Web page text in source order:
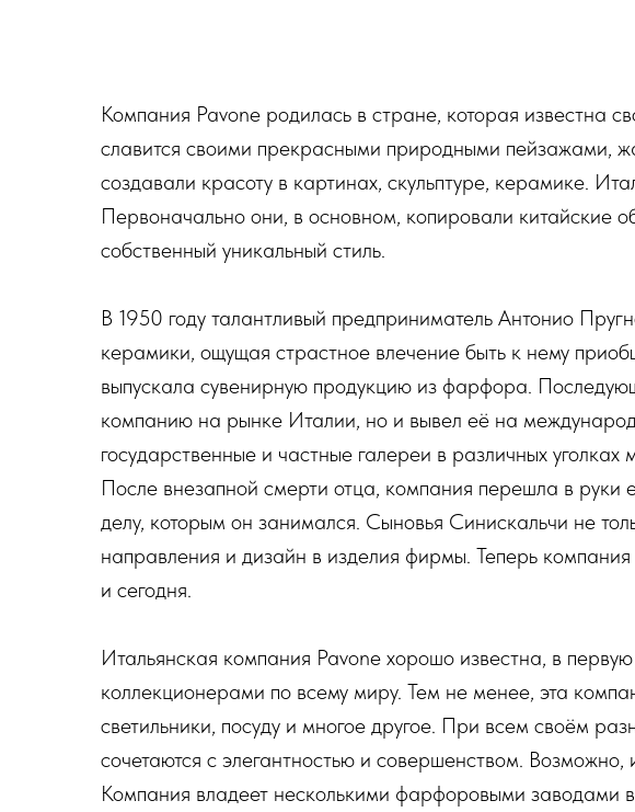
Компания Pavone родилась в стране, которая известна
славится своими прекрасными природными пейзажами,
создавали красоту в картинах, скульптуре, керамике.
Первоначально они, в основном, копировали китайские
собственный уникальный стиль.
В 1950 году талантливый предприниматель Антонио
керамики, ощущая страстное влечение быть к нему
выпускала сувенирную продукцию из фарфора.
компанию на рынке Италии, но и вывел её на
государственные и частные галереи в различных уголках
После внезапной смерти отца, компания перешла в руки
делу, которым он занимался. Сыновья Синискальчи не
направления и дизайн в изделия фирмы. Теперь
и сегодня.
Итальянская компания Pavone хорошо известна, в
коллекционерами по всему миру. Тем не менее, эта
светильники, посуду и многое другое. При всем своём
сочетаются с элегантностью и совершенством.
Компания владеет несколькими фарфоровыми заводами